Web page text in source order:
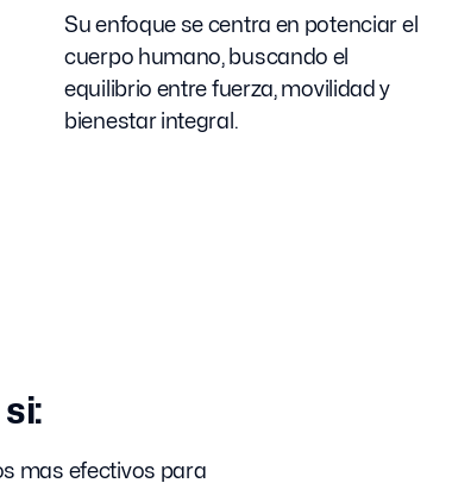
Su enfoque se centra en potenciar el
cuerpo humano, buscando el
equilibrio entre fuerza, movilidad y
bienestar integral.
mas efectivos para